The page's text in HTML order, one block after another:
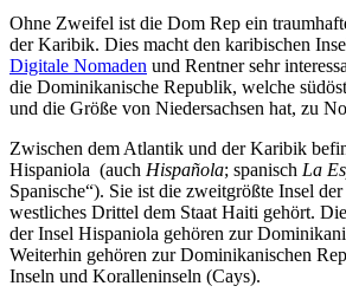
Ohne Zweifel ist die Dom Rep ein
der Karibik. Dies macht den karibischen
Digitale Nomaden und Rentner sehr
die Dominikanische Republik, welche
und die Größe von Niedersachsen hat, zu
Zwischen dem Atlantik und der Karibik
Hispaniola (auch Hispañola; spanisch La
Spanische“). Sie ist die zweitgrößte Insel der
westliches Drittel dem Staat Haiti gehört.
der Insel Hispaniola gehören zur
Weiterhin gehören zur Dominikanischen
Inseln und Koralleninseln (Cays).